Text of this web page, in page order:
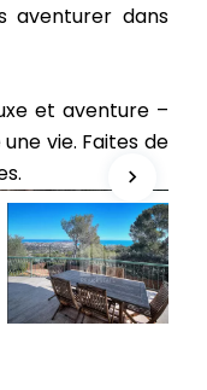
aventurer dans
et aventure –
vie. Faites de